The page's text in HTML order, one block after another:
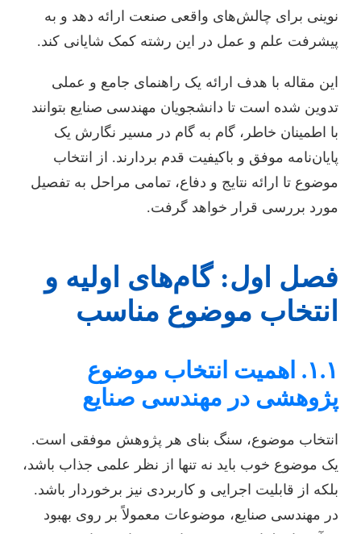
نوینی برای چالش‌های واقعی صنعت ارائه دهد و به
پیشرفت علم و عمل در این رشته کمک شایانی کند.
این مقاله با هدف ارائه یک راهنمای جامع و عملی
تدوین شده است تا دانشجویان مهندسی صنایع بتوانند
با اطمینان خاطر، گام به گام در مسیر نگارش یک
پایان‌نامه موفق و باکیفیت قدم بردارند. از انتخاب
موضوع تا ارائه نتایج و دفاع، تمامی مراحل به تفصیل
مورد بررسی قرار خواهد گرفت.
فصل اول: گام‌های اولیه و
انتخاب موضوع مناسب
۱.۱. اهمیت انتخاب موضوع
پژوهشی در مهندسی صنایع
انتخاب موضوع، سنگ بنای هر پژوهش موفقی است.
یک موضوع خوب باید نه تنها از نظر علمی جذاب باشد،
بلکه از قابلیت اجرایی و کاربردی نیز برخوردار باشد.
در مهندسی صنایع، موضوعات معمولاً بر روی بهبود